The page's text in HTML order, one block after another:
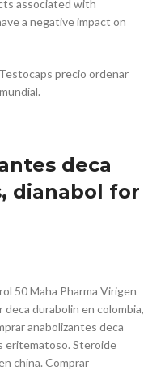
associated with
a negative impact on
precio ordenar
deca
dianabol for
50 Maha Pharma Virigen
durabolin en colombia,
anabolizantes deca
eritematoso. Steroide
china. Comprar